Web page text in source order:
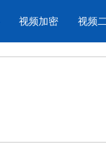
视频加密 视频